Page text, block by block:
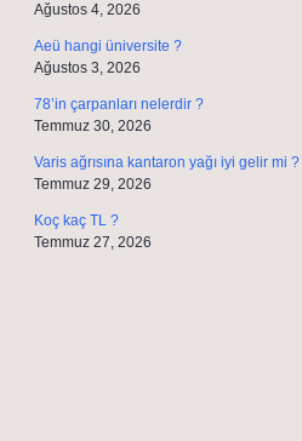
Ağustos 4, 2026
Aeü hangi üniversite ?
Ağustos 3, 2026
78’in çarpanları nelerdir ?
Temmuz 30, 2026
Varis ağrısına kantaron yağı iyi gelir mi ?
Temmuz 29, 2026
Koç kaç TL ?
Temmuz 27, 2026